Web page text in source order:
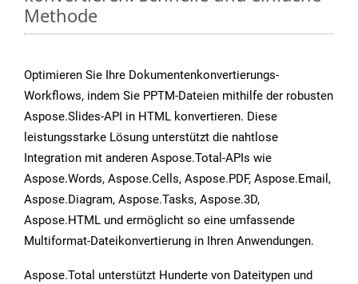
Methode
Optimieren Sie Ihre Dokumentenkonvertierungs-
Workflows, indem Sie PPTM-Dateien mithilfe der robusten
Aspose.Slides-API in HTML konvertieren. Diese
leistungsstarke Lösung unterstützt die nahtlose
Integration mit anderen Aspose.Total-APIs wie
Aspose.Words, Aspose.Cells, Aspose.PDF, Aspose.Email,
Aspose.Diagram, Aspose.Tasks, Aspose.3D,
Aspose.HTML und ermöglicht so eine umfassende
Multiformat-Dateikonvertierung in Ihren Anwendungen.
Aspose.Total unterstützt Hunderte von Dateitypen und